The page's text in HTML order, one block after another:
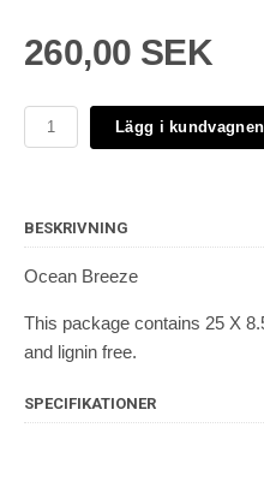
260,00 SEK
Lägg i kundvagnen
BESKRIVNING
Ocean Breeze
This package contains 25 X
and lignin free.
SPECIFIKATIONER